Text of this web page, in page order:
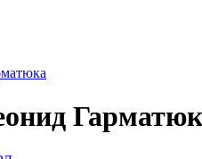
Гарматюк